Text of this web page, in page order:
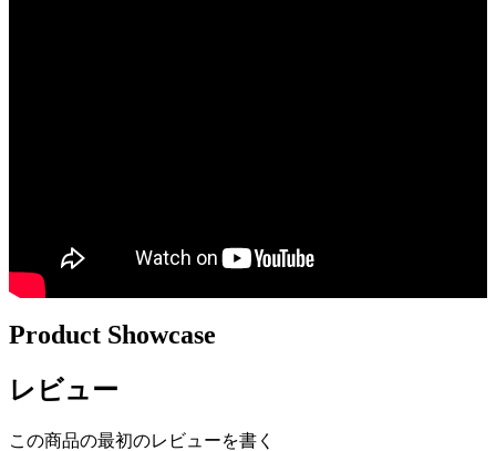
Product Showcase
レビュー
この商品の最初のレビューを書く